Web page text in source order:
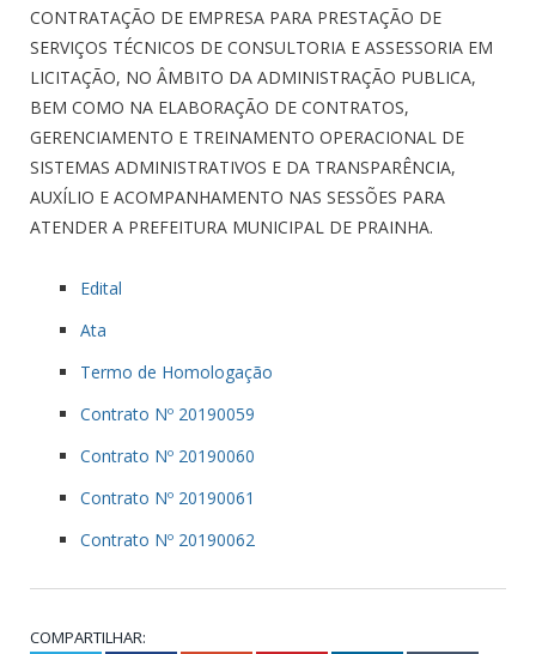
CONTRATAÇÃO DE EMPRESA PARA PRESTAÇÃO DE
SERVIÇOS TÉCNICOS DE CONSULTORIA E ASSESSORIA EM
LICITAÇÃO, NO ÂMBITO DA ADMINISTRAÇÃO PUBLICA,
BEM COMO NA ELABORAÇÃO DE CONTRATOS,
GERENCIAMENTO E TREINAMENTO OPERACIONAL DE
SISTEMAS ADMINISTRATIVOS E DA TRANSPARÊNCIA,
AUXÍLIO E ACOMPANHAMENTO NAS SESSÕES PARA
ATENDER A PREFEITURA MUNICIPAL DE PRAINHA.
Edital
Ata
Termo de Homologação
Contrato Nº 20190059
Contrato Nº 20190060
Contrato Nº 20190061
Contrato Nº 20190062
COMPARTILHAR: